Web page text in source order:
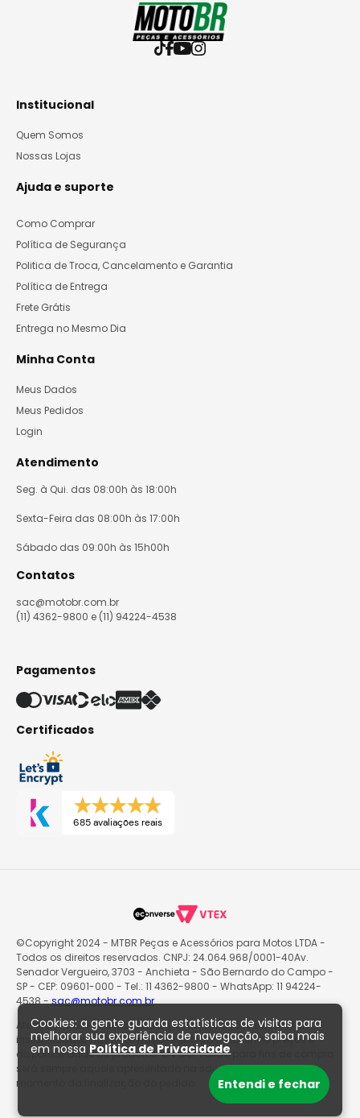
Cookies: a gente guarda estatísticas de visitas para
melhorar sua experiência de navegação, saiba mais
em nossa Política de Privacidade
Entendi e fechar
Institucional
Quem Somos
Nossas Lojas
Ajuda e suporte
Como Comprar
Política de Segurança
Politica de Troca, Cancelamento e Garantia
Política de Entrega
Frete Grátis
Entrega no Mesmo Dia
Minha Conta
Meus Dados
Meus Pedidos
Login
Atendimento
Seg. à Qui. das 08:00h às 18:00h
Sexta-Feira das 08:00h às 17:00h
Sábado das 09:00h às 15h00h
Contatos
sac@motobr.com.br
(11) 4362-9800 e (11) 94224-4538
Pagamentos
Certificados
685 avaliações reais
©Copyright 2024 - MTBR Peças e Acessórios para Motos LTDA -
Todos os direitos reservados. CNPJ: 24.064.968/0001-40Av.
Senador Vergueiro, 3703 - Anchieta - São Bernardo do Campo -
SP - CEP: 09601-000 - Tel.: 11 4362-9800 - WhatsApp: 11 94224-
4538 -sac@motobr.com.br
Atenção: O site poderá passar por atualizações e eventuais
instabilidades nas informações exibidas, incluindo preços e
disponibilidade de produtos. O valor válido para fins de compra
será sempre aquele apresentado na sacola de produtos no
momento da finalização do pedido.